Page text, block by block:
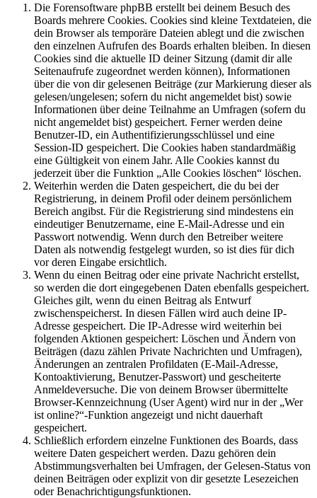
Die Forensoftware phpBB erstellt bei deinem Besuch des
Boards mehrere Cookies. Cookies sind kleine Textdateien, die
dein Browser als temporäre Dateien ablegt und die zwischen
den einzelnen Aufrufen des Boards erhalten bleiben. In diesen
Cookies sind die aktuelle ID deiner Sitzung (damit dir alle
Seitenaufrufe zugeordnet werden können), Informationen
über die von dir gelesenen Beiträge (zur Markierung dieser als
gelesen/ungelesen; sofern du nicht angemeldet bist) sowie
Informationen über deine Teilnahme an Umfragen (sofern du
nicht angemeldet bist) gespeichert. Ferner werden deine
Benutzer-ID, ein Authentifizierungsschlüssel und eine
Session-ID gespeichert. Die Cookies haben standardmäßig
eine Gültigkeit von einem Jahr. Alle Cookies kannst du
jederzeit über die Funktion „Alle Cookies löschen“ löschen.
Weiterhin werden die Daten gespeichert, die du bei der
Registrierung, in deinem Profil oder deinem persönlichem
Bereich angibst. Für die Registrierung sind mindestens ein
eindeutiger Benutzername, eine E-Mail-Adresse und ein
Passwort notwendig. Wenn durch den Betreiber weitere
Daten als notwendig festgelegt wurden, so ist dies für dich
vor deren Eingabe ersichtlich.
Wenn du einen Beitrag oder eine private Nachricht erstellst,
so werden die dort eingegebenen Daten ebenfalls gespeichert.
Gleiches gilt, wenn du einen Beitrag als Entwurf
zwischenspeicherst. In diesen Fällen wird auch deine IP-
Adresse gespeichert. Die IP-Adresse wird weiterhin bei
folgenden Aktionen gespeichert: Löschen und Ändern von
Beiträgen (dazu zählen Private Nachrichten und Umfragen),
Änderungen an zentralen Profildaten (E-Mail-Adresse,
Kontoaktivierung, Benutzer-Passwort) und gescheiterte
Anmeldeversuche. Die von deinem Browser übermittelte
Browser-Kennzeichnung (User Agent) wird nur in der „Wer
ist online?“-Funktion angezeigt und nicht dauerhaft
gespeichert.
Schließlich erfordern einzelne Funktionen des Boards, dass
weitere Daten gespeichert werden. Dazu gehören dein
Abstimmungsverhalten bei Umfragen, der Gelesen-Status von
deinen Beiträgen oder explizit von dir gesetzte Lesezeichen
oder Benachrichtigungsfunktionen.